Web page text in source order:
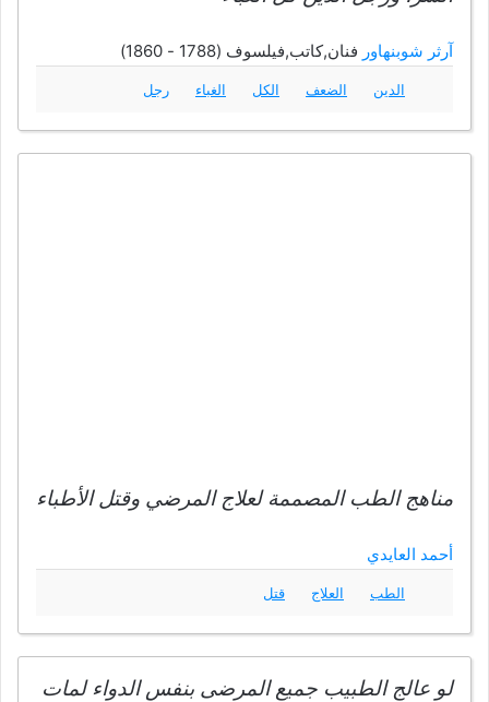
آرثر شوبنهاور فنان,كاتب,فيلسوف (1788 - 1860)
الدين الضعف الكل الغباء رجل
مناهج الطب المصممة لعلاج المرضي وقتل الأطباء
أحمد العايدي
الطب العلاج قتل
لو عالج الطبيب جميع المرضى بنفس الدواء لمات